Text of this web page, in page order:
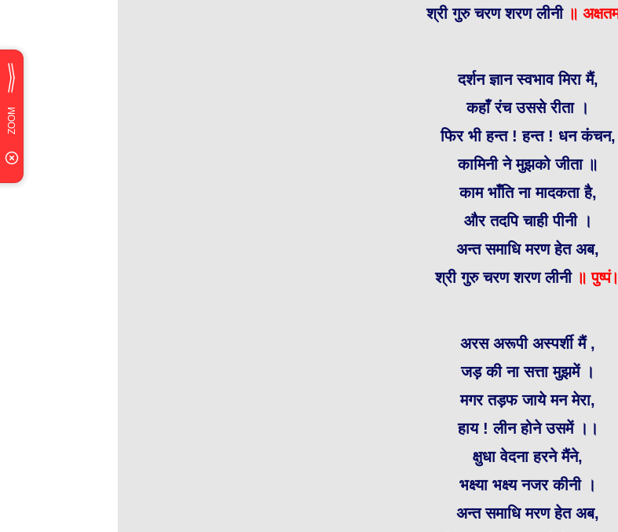
श्री गुरु चरण शरण लीनी॥
दर्शन ज्ञान स्वभाव मिरा मैं,
कहाँ रंच उससे रीता ।
फिर भी हन्त ! हन्त ! धन कंचन,
कामिनी ने मुझको जीता ॥
काम भाँति ना मादकता है,
और तदपि चाही पीनी ।
अन्त समाधि मरण हेत अब,
श्री गुरु चरण शरण लीनी ॥
अरस अरूपी अस्पर्शी मैं ,
जड़ की ना सत्ता मुझमें ।
मगर तड़फ जाये मन मेरा,
हाय ! लीन होने उसमें ।।
क्षुधा वेदना हरने मैंने,
भक्ष्या भक्ष्य नजर कीनी ।
अन्त समाधि मरण हेत अब,